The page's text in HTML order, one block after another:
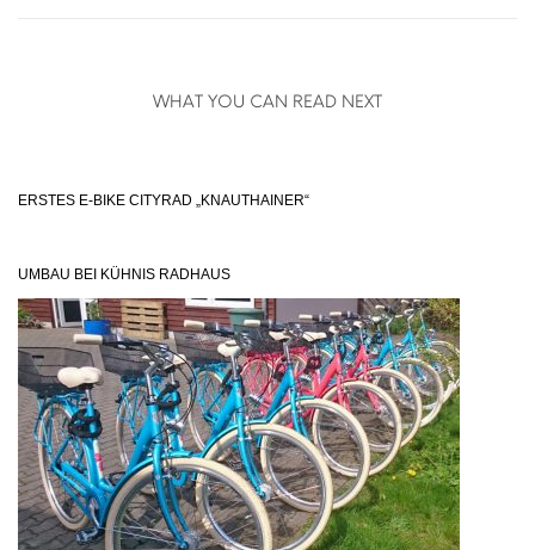
WHAT YOU CAN READ NEXT
ERSTES E-BIKE CITYRAD „KNAUTHAINER“
UMBAU BEI KÜHNIS RADHAUS